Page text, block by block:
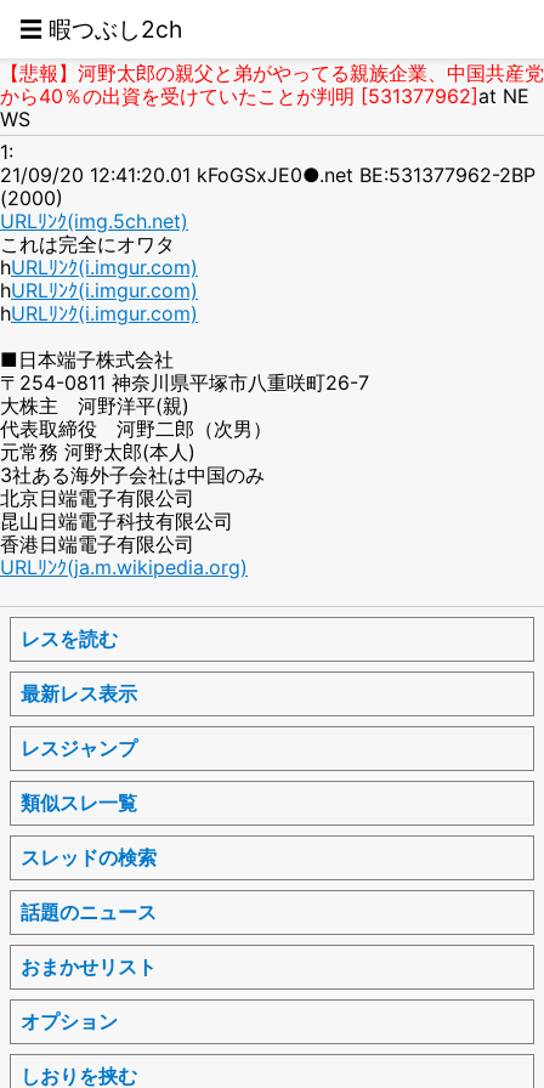
☰ 暇つぶし2ch
【悲報】河野太郎の親父と弟がやってる親族企業、中国共産党
から40％の出資を受けていたことが判明 [531377962]at NE
WS
1:
21/09/20 12:41:20.01 kFoGSxJE0●.net BE:531377962-2BP
(2000)
URLﾘﾝｸ(img.5ch.net)
これは完全にオワタ
hURLﾘﾝｸ(i.imgur.com)
hURLﾘﾝｸ(i.imgur.com)
hURLﾘﾝｸ(i.imgur.com)
■日本端子株式会社
〒254-0811 神奈川県平塚市八重咲町26-7
大株主 河野洋平(親)
代表取締役 河野二郎（次男）
元常務 河野太郎(本人)
3社ある海外子会社は中国のみ
北京日端電子有限公司
昆山日端電子科技有限公司
香港日端電子有限公司
URLﾘﾝｸ(ja.m.wikipedia.org)
レスを読む
最新レス表示
レスジャンプ
類似スレ一覧
スレッドの検索
話題のニュース
おまかせリスト
オプション
しおりを挟む